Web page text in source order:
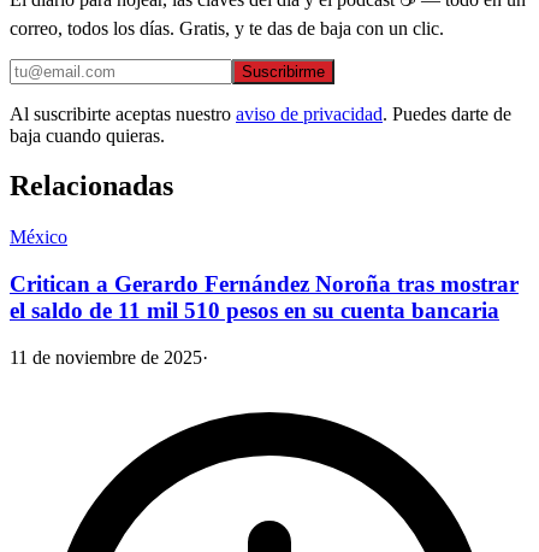
correo, todos los días. Gratis, y te das de baja con un clic.
Suscribirme
Al suscribirte aceptas nuestro aviso de privacidad. Puedes darte de
baja cuando quieras.
Relacionadas
México
Critican a Gerardo Fernández Noroña tras mostrar
el saldo de 11 mil 510 pesos en su cuenta bancaria
11 de noviembre de 2025·